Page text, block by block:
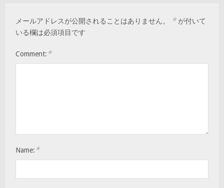
メールアドレスが公開されることはありません。 *が付いて
いる欄は必須項目です
Comment: *
Name: *